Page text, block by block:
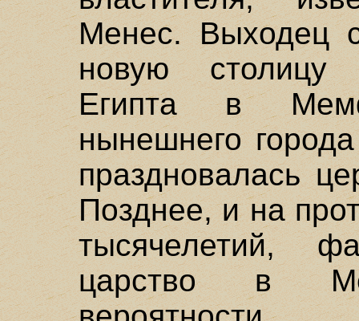
Менеc. Выходец
новую столицу
Египта в
нынешнего
праздновалась
Позднее, и на
тысячелетий,
царство в